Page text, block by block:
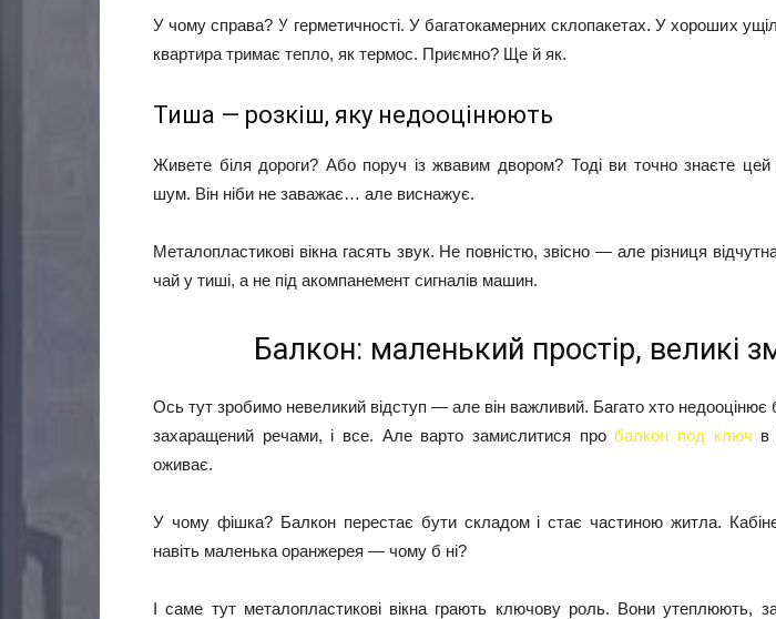
У чому справа? У герметичності. У багатокамерних склопакетах. У хороших
квартира тримає тепло, як термос. Приємно? Ще й як.
Тиша — розкіш, яку недооцінюють
Живете біля дороги? Або поруч із жвавим двором? Тоді ви точно знаєте цей
шум. Він ніби не заважає… але виснажує.
Металопластикові вікна гасять звук. Не повністю, звісно — але різниця
чай у тиші, а не під акомпанемент сигналів машин.
Балкон: маленький простір, великі
Ось тут зробимо невеликий відступ — але він важливий. Багато хто недооцінює
захаращений речами, і все. Але варто замислитися пробалкон под ключ в
оживає.
У чому фішка? Балкон перестає бути складом і стає частиною житла.
навіть маленька оранжерея — чому б ні?
І саме тут металопластикові вікна грають ключову роль. Вони утеплюють,